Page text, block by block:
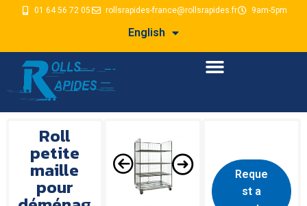
01 64 56 72 05 rollsrapides-france@rollsrapides.fr 9am-5pm
English
Roll
petite
maille
pour
Reque
st a